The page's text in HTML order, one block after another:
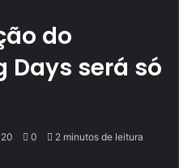
do
Days será só
0 2 minutos de leitura